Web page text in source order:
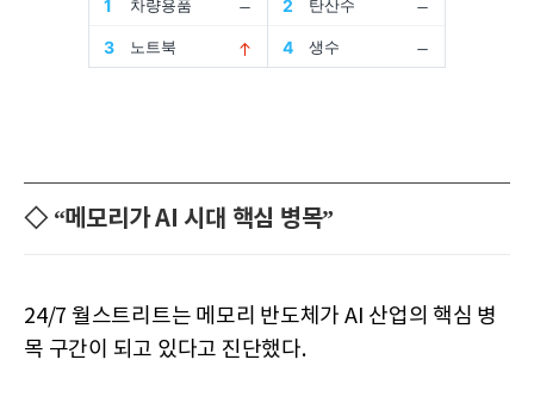
◇ “메모리가 AI 시대 핵심 병목”
24/7 월스트리트는 메모리 반도체가 AI 산업의 핵심 병
목 구간이 되고 있다고 진단했다.